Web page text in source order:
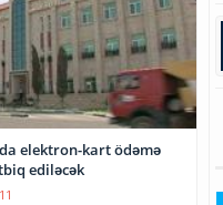
elektron-kart ödəmə
ediləcək